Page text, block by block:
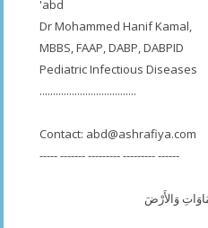
'abd
Dr Mohammed Hanif Kamal,
MBBS, FAAP, DABP, DABPID
Pediatric Infectious Diseases
....................................
Contact: abd@ashrafiya.com
----- ------- --------- --------- ------
وَالأَرْضَ